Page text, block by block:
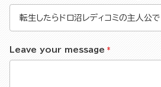
Leave your message